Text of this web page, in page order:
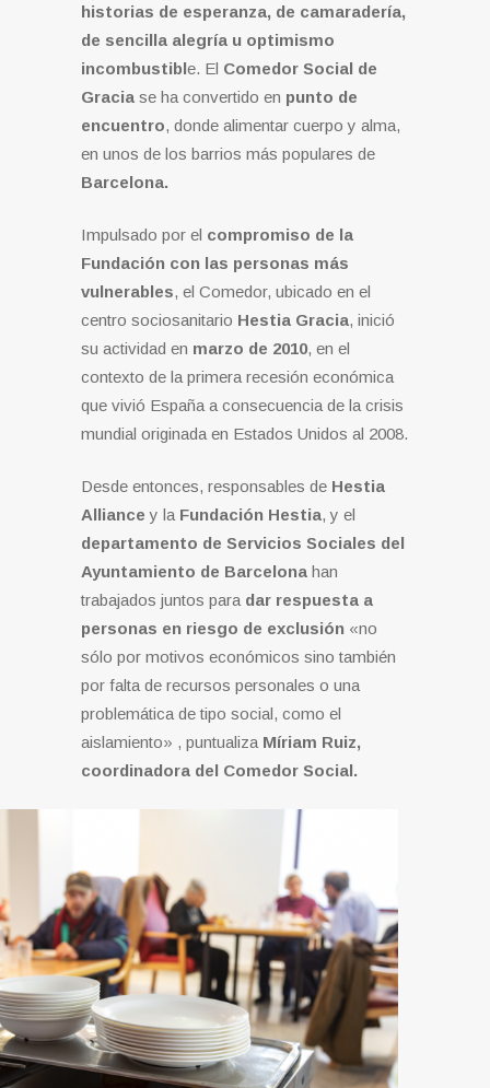
historias de esperanza, de camaradería,
de sencilla alegría u optimismo
incombustible. El Comedor Social de
Gracia se ha convertido en punto de
encuentro, donde alimentar cuerpo y alma,
en unos de los barrios más populares de
Barcelona.
Impulsado por el compromiso de la
Fundación con las personas más
vulnerables, el Comedor, ubicado en el
centro sociosanitario Hestia Gracia, inició
su actividad en marzo de 2010, en el
contexto de la primera recesión económica
que vivió España a consecuencia de la crisis
mundial originada en Estados Unidos al 2008.
Desde entonces, responsables de Hestia
Alliance y la Fundación Hestia, y el
departamento de Servicios Sociales del
Ayuntamiento de Barcelona han
trabajados juntos para dar respuesta a
personas en riesgo de exclusión «no
sólo por motivos económicos sino también
por falta de recursos personales o una
problemática de tipo social, como el
aislamiento» , puntualiza Míriam Ruiz,
coordinadora del Comedor Social.